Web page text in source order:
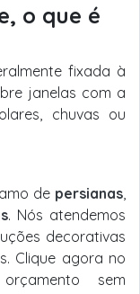
o que é
fixada à
janelas com a
chuvas ou
de persianas
. Nós atendemos
decorativas
Clique agora no
sem